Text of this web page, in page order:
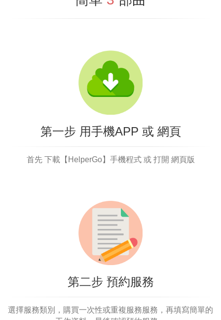
第一步 用手機APP 或 網頁
首先 下載【HelperGo】手機程式 或 打開 網頁版
第二步 預約服務
選擇服務類別，購買一次性或重複服務服務，再填寫簡單的